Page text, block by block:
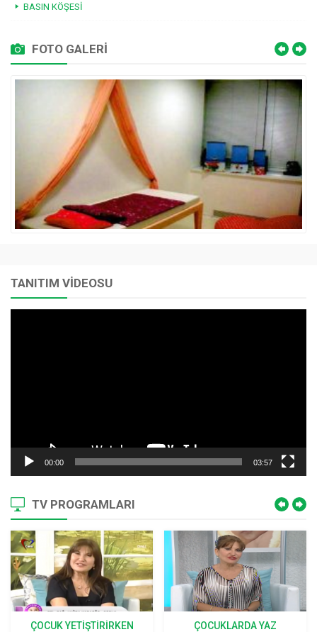
BASIN KÖŞESI
FOTO GALERİ
TANITIM VİDEOSU
00:00 03:57
TV PROGRAMLARI
ÇOCUK YETIŞTIRIRKEN
ÇOCUKLARDA YAZ